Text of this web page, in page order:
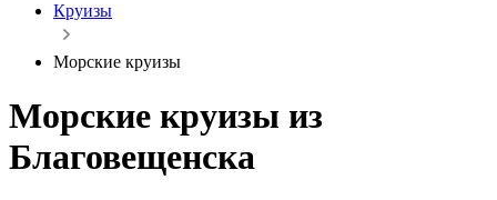
Круизы
Морские круизы
Морские круизы из
Благовещенска